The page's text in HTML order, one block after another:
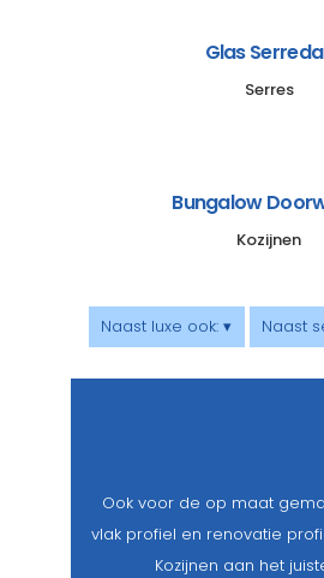
Glas
Serres
Bungalow
Kozijnen
Naast luxe ook: ▾ Naast
Ook voor de op maat
vlak profiel en renovatie
Kozijnen aan het